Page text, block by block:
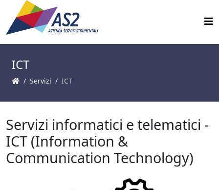
ICT
Servizi ICT
Servizi informatici e telematici -
ICT (Information &
Communication Technology)